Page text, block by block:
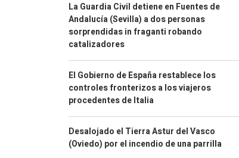
La Guardia Civil detiene en Fuentes de
Andalucía (Sevilla) a dos personas
sorprendidas in fraganti robando
catalizadores
El Gobierno de España restablece los
controles fronterizos a los viajeros
procedentes de Italia
Desalojado el Tierra Astur del Vasco
(Oviedo) por el incendio de una parrilla